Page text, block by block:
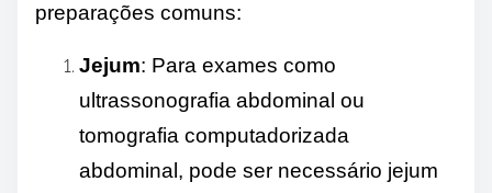
preparações comuns:
Jejum: Para exames como
ultrassonografia abdominal ou
tomografia computadorizada
abdominal, pode ser necessário jejum